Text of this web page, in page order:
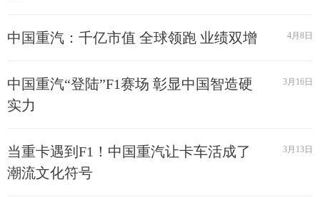
中国重汽：千亿市值 全球领跑 业绩双增 4月8日
中国重汽“登陆”F1赛场 彰显中国智造硬
实力
3月16日
当重卡遇到F1！中国重汽让卡车活成了
潮流文化符号
3月13日